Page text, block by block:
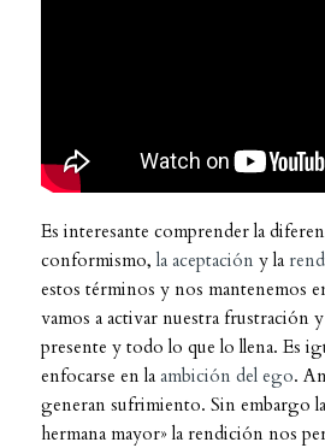
Es interesante comprender la
conformismo, la aceptación y la
estos términos y nos mantenemos
vamos a activar nuestra frustración
presente y todo lo que lo llena. Es
enfocarse en la ambición del ego.
generan sufrimiento. Sin embargo
hermana mayor» la rendición nos